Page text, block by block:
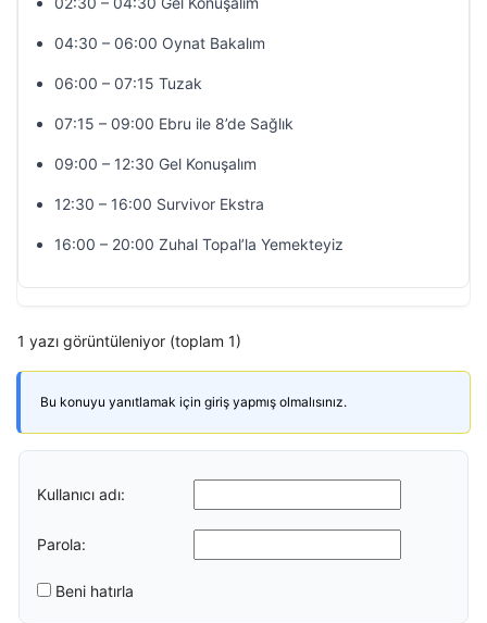
04:30 – 06:00 Oynat Bakalım
06:00 – 07:15 Tuzak
07:15 – 09:00 Ebru ile 8’de Sağlık
09:00 – 12:30 Gel Konuşalım
12:30 – 16:00 Survivor Ekstra
16:00 – 20:00 Zuhal Topal’la Yemekteyiz
1 yazı görüntüleniyor (toplam 1)
Bu konuyu yanıtlamak için giriş yapmış olmalısınız.
Kullanıcı adı:
Parola:
Beni hatırla